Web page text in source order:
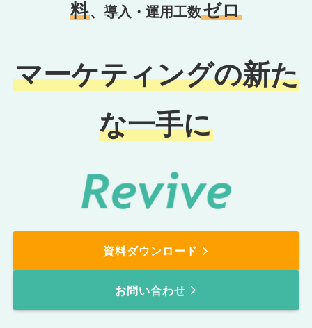
料、導入・運用工数ゼロ
マーケティングの新た
な一手に
資料ダウンロード
お問い合わせ